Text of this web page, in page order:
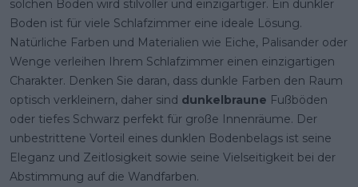
solchen Boden wird stilvoller und einzigartiger. Ein dunkler
Boden ist für viele Schlafzimmer eine ideale Lösung.
Natürliche Farben und Materialien wie Eiche, Palisander oder
Wenge verleihen Ihrem Schlafzimmer einen einzigartigen
Charakter. Denken Sie daran, dass dunkle Farben den Raum
optisch verkleinern, daher sind dunkelbraune Fußböden
oder tiefes Schwarz perfekt für große Innenräume. Der
unbestrittene Vorteil eines dunklen Bodenbelags ist seine
Eleganz und Zeitlosigkeit sowie seine Vielseitigkeit bei der
Abstimmung auf die Wandfarben.